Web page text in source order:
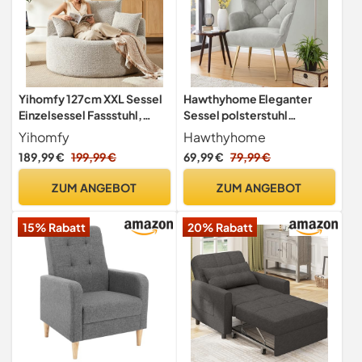
Yihomfy 127cm XXL Sessel
Einzelsessel Fassstuhl,
üBergroßEr Runder
Sofastuhl, Sessel Rund,
Polstersessel Einzelsessel,
Polsterung,Freizeitstuhl
Yihomfy
189,99 € 199,99 €
ZUM ANGEBOT
Hawthyhome Eleganter
Sessel polsterstuhl
Ohnzimmer Sessel
Schminktisch Stuhl mit
Metall Beinen fürs
rBis 150 KG belastbar Graue
Hawthyhome
69,99 € 79,99 €
ZUM ANGEBOT
15% Rabatt 20% Rabatt